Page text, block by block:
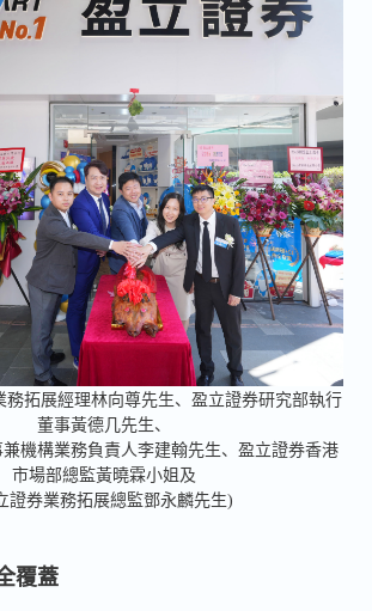
務拓展經理林向尊先生、盈立證券研究部執行
董事黃德几先生、
機構業務負責人李建翰先生、盈立證券香港
市場部總監黃曉霖小姐及
證券業務拓展總監鄧永麟先生)
覆蓋